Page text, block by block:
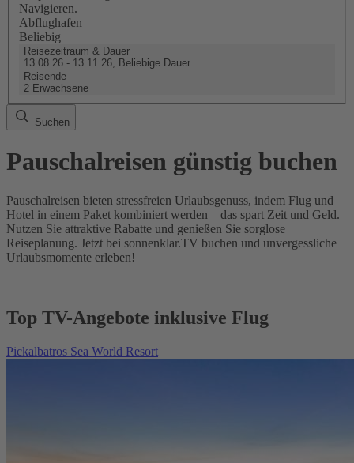
Navigieren.
Abflughafen
Beliebig
Reisezeitraum & Dauer
13.08.26 - 13.11.26, Beliebige Dauer
Reisende
2 Erwachsene
Suchen
Pauschalreisen günstig buchen
Pauschalreisen bieten stressfreien Urlaubsgenuss, indem Flug und
Hotel in einem Paket kombiniert werden – das spart Zeit und Geld.
Nutzen Sie attraktive Rabatte und genießen Sie sorglose
Reiseplanung. Jetzt bei sonnenklar.TV buchen und unvergessliche
Urlaubsmomente erleben!
Top TV-Angebote inklusive Flug
Pickalbatros Sea World Resort